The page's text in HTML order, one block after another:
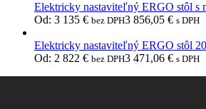
Elektricky nastaviteľný ERGO stôl s
Od: 3 135 € bez DPH3 856,05 € s DPH
Elektricky nastaviteľný ERGO stôl
Od: 2 822 € bez DPH3 471,06 € s DPH